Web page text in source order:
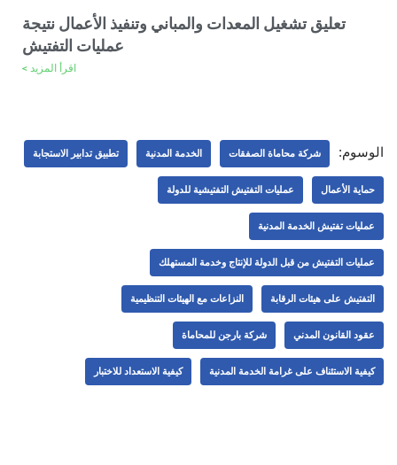
تعليق تشغيل المعدات والمباني وتنفيذ الأعمال نتيجة
عمليات التفتيش
اقرأ المزيد >
الوسوم: شركة محاماة الصفقات الخدمة المدنية تطبيق تدابير الاستجابة
حماية الأعمال عمليات التفتيش التفتيشية للدولة
عمليات تفتيش الخدمة المدنية
عمليات التفتيش من قبل الدولة للإنتاج وخدمة المستهلك
التفتيش على هيئات الرقابة النزاعات مع الهيئات التنظيمية
عقود القانون المدني شركة بارجن للمحاماة
كيفية الاستئناف على غرامة الخدمة المدنية كيفية الاستعداد للاختبار